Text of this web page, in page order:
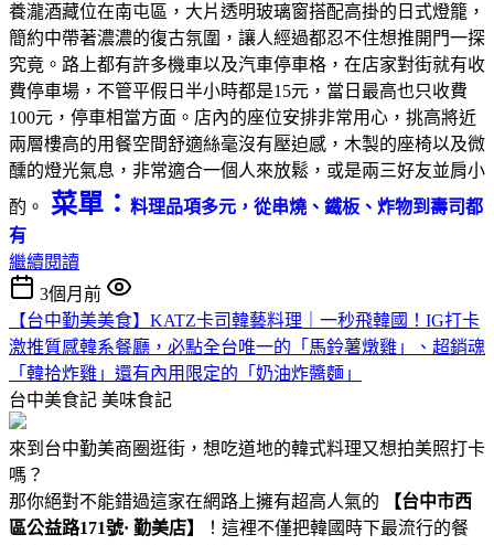
養瀧酒藏位在南屯區，大片透明玻璃窗搭配高掛的日式燈籠，
簡約中帶著濃濃的復古氛圍，讓人經過都忍不住想推開門一探
究竟。路上都有許多機車以及汽車停車格，在店家對街就有收
費停車場，不管平假日半小時都是15元，當日最高也只收費
100元，停車相當方面。店內的座位安排非常用心，挑高將近
兩層樓高的用餐空間舒適絲毫沒有壓迫感，木製的座椅以及微
醺的燈光氣息，非常適合一個人來放鬆，或是兩三好友並肩小
酌。
菜單： 料理品項多元，從串燒、鐵板、炸物到壽司都
有
繼續閱讀
3個月前
【台中勤美美食】KATZ卡司韓藝料理｜一秒飛韓國！IG打卡
激推質感韓系餐廳，必點全台唯一的「馬鈴薯燉雞」、超銷魂
「韓拾炸雞」還有內用限定的「奶油炸醬麵」
台中美食記 美味食記
來到台中勤美商圈逛街，想吃道地的韓式料理又想拍美照打卡
嗎？
那你絕對不能錯過這家在網路上擁有超高人氣的
【台中市西
區公益路171號· 勤美店】
！這裡不僅把韓國時下最流行的餐